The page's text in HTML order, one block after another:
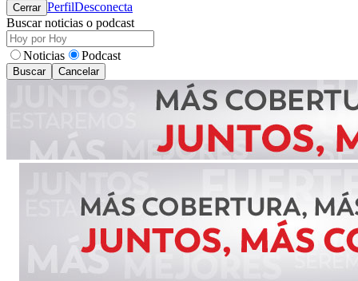
Cerrar PerfilDesconecta
Buscar noticias o podcast
Noticias Podcast
Buscar Cancelar